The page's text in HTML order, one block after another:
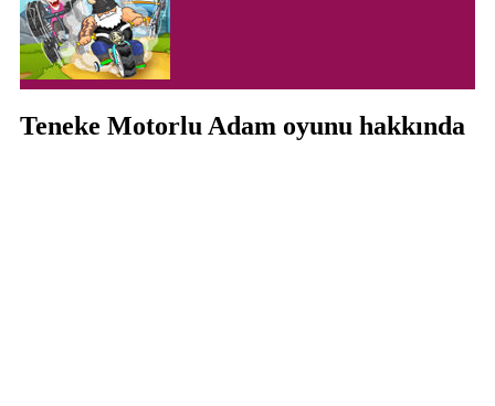
Teneke Motorlu Adam oyunu hakkında